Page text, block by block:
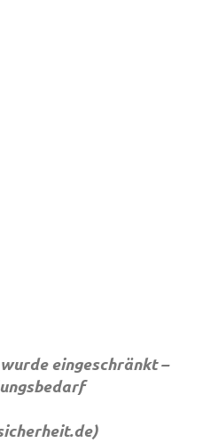
eingeschränkt –
)